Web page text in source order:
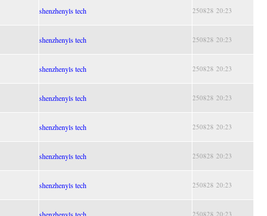
shenzhenyls tech 250828 20:23
shenzhenyls tech 250828 20:23
shenzhenyls tech 250828 20:23
shenzhenyls tech 250828 20:23
shenzhenyls tech 250828 20:23
shenzhenyls tech 250828 20:23
shenzhenyls tech 250828 20:23
250828 20:23